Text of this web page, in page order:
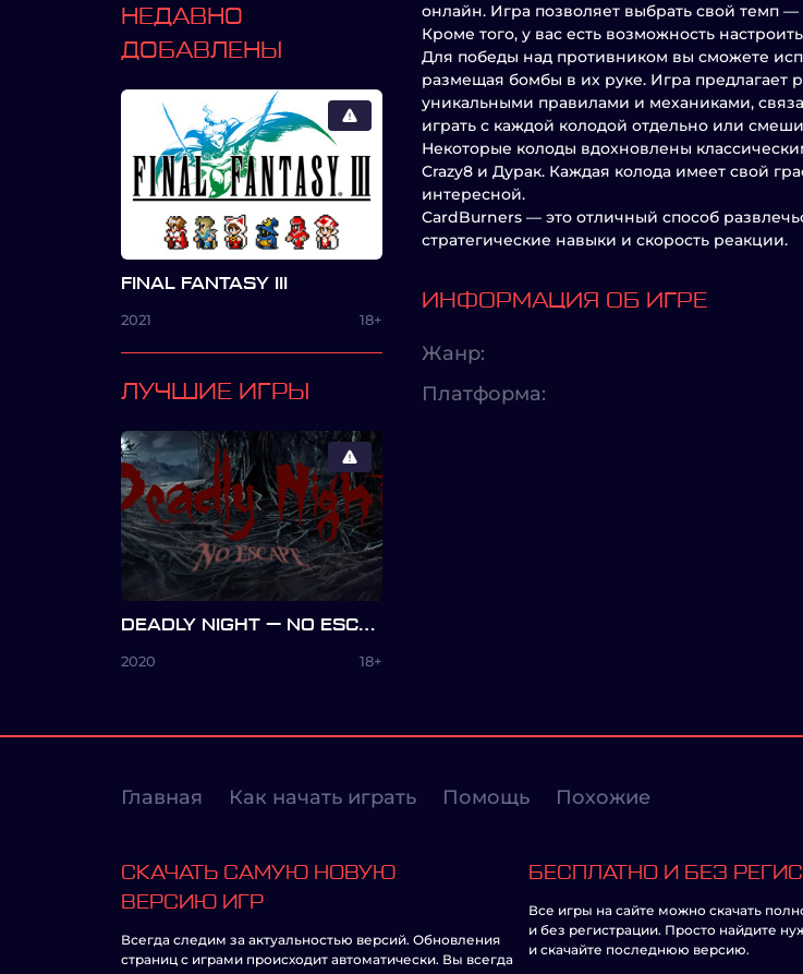
НЕДАВНО
ДОБАВЛЕНЫ
FINAL FANTASY III
2021 18+
ЛУЧШИЕ ИГРЫ
DEADLY NIGHT — NO ESCAPE
2020 18+
онлайн. Игра позволяет выбрать свой темп —
Кроме того, у вас есть возможность
Для победы над противником вы сможете
размещая бомбы в их руке. Игра предлагает
уникальными правилами и механиками,
играть с каждой колодой отдельно или
Некоторые колоды вдохновлены
Crazy8 и Дурак. Каждая колода имеет свой
интересной.
CardBurners — это отличный способ
стратегические навыки и скорость реакции.
ИНФОРМАЦИЯ ОБ ИГРЕ
Жанр:
Платформа:
Главная Как начать играть Помощь Похожие
СКАЧАТЬ САМУЮ НОВУЮ
ВЕРСИЮ ИГР
Всегда следим за актуальностью версий. Обновления
страниц с играми происходит автоматически. Вы всегда
БЕСПЛАТНО И БЕЗ
Все игры на сайте можно скачать
и без регистрации. Просто найдите
и скачайте последнюю версию.